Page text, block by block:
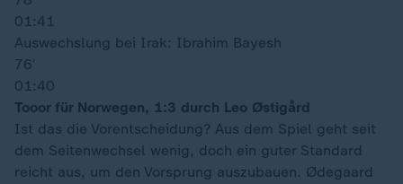
01:41
Auswechslung bei Irak: Ibrahim Bayesh
76′
01:40
Tooor für Norwegen, 1:3 durch Leo Østigård
Ist das die Vorentscheidung? Aus dem Spiel geht seit
dem Seitenwechsel wenig, doch ein guter Standard
reicht aus, um den Vorsprung auszubauen. Ødegaard